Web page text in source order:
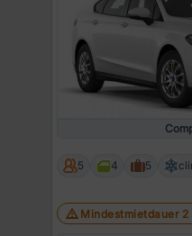
5 4 5
Mindestmietdauer 2